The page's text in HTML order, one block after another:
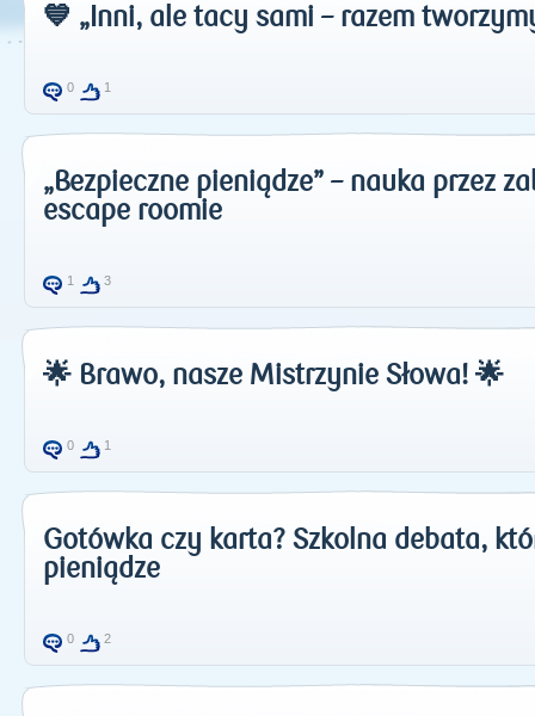
💙 „Inni, ale tacy sami – razem
0 1
„Bezpieczne pieniądze” – nauka przez
escape roomie
1 3
🌟 Brawo, nasze Mistrzynie Słowa! 🌟
0 1
Gotówka czy karta? Szkolna debata,
pieniądze
0 2